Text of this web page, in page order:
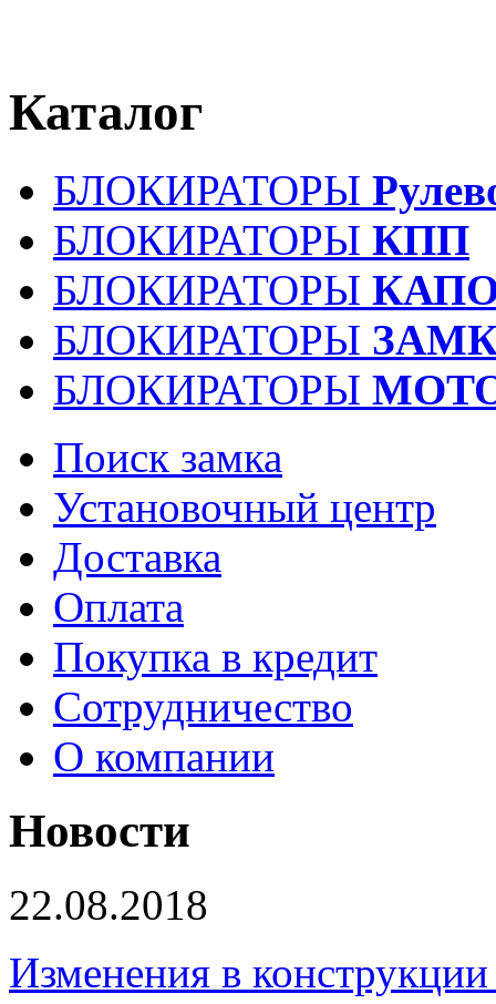
Каталог
БЛОКИРАТОРЫ
БЛОКИРАТОРЫ КПП
БЛОКИРАТОРЫ
БЛОКИРАТОРЫ
БЛОКИРАТОРЫ
Поиск замка
Установочный центр
Доставка
Оплата
Покупка в кредит
Сотрудничество
О компании
Новости
22.08.2018
Изменения в